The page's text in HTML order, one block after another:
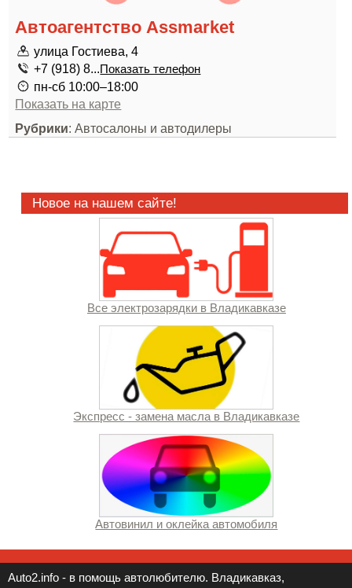
Автоагентство Assmarket
улица Гостиева, 4
+7 (918) 8...Показать телефон
пн-сб 10:00–18:00
Показать на карте
Рубрики: Автосалоны и автодилеры
Новое на нашем сайте!
Все электрозарядки в Владикавказе
Экспресс - замена масла в Владикавказе
Автовинил и оклейка автомобиля
Auto2.info - в помощь автолюбителю. Владикавказ,